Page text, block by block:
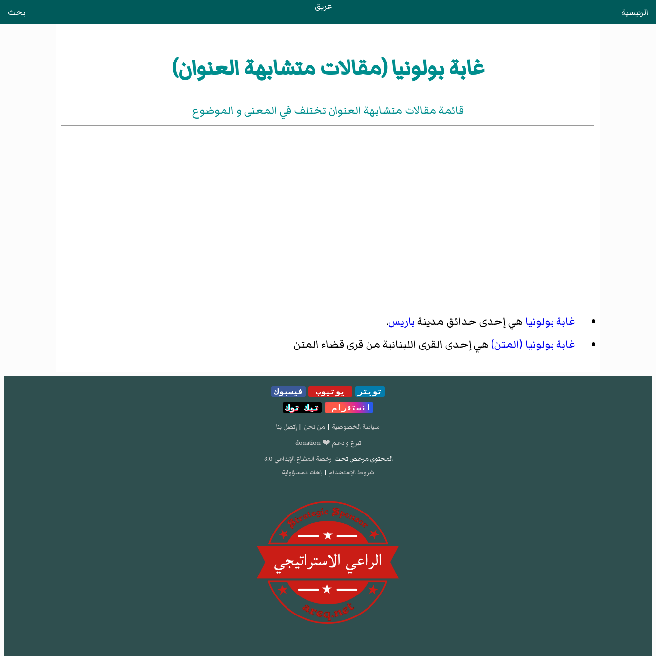
الرئيسية عريق بحث
غابة بولونيا (مقالات متشابهة العنوان)
قائمة مقالات متشابهة العنوان تختلف في المعنى و الموضوع
غابة بولونيا هي إحدى حدائق مدينةباريس.
غابة بولونيا (المتن) هي إحدى القرى اللبنانية من قرى قضاء المتن
تويتر يوتيوب
فيسبوك
انستقرام
تيك توك
سياسة الخصوصية | من نحن | إتصل بنا
تبرع و دعم ❤️ donation
المحتوى مرخص تحت رخصة المشاع الإبداعي 3.0
شروط الإستخدام | إخلاء المسؤولية